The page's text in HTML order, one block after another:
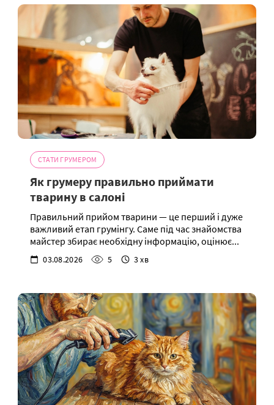
СТАТИ ГРУМЕРОМ
Як грумеру правильно приймати
тварину в салоні
Правильний прийом тварини — це перший і дуже
важливий етап грумінгу. Саме під час знайомства
майстер збирає необхідну інформацію, оцінює...
03.08.2026 5 3 хв